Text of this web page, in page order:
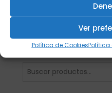
Ver
Política de CookiesPolítica